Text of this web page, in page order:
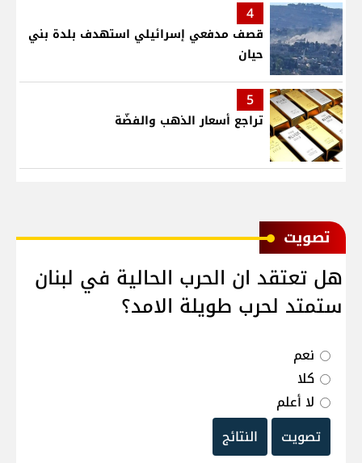
4
قصف مدفعي إسرائيلي استهدف بلدة بني
حيان
5
تراجع أسعار الذهب والفضّة
ﺗﺼﻮﻳﺖ
هل تعتقد ان الحرب الحالية في لبنان
ستمتد لحرب طويلة الامد؟
نعم
كلا
لا أعلم
تصويت
النتائج